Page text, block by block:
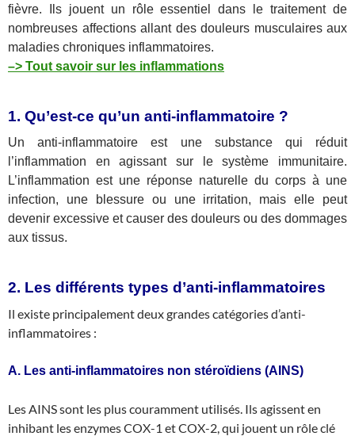
fièvre. Ils jouent un rôle essentiel dans le traitement de
nombreuses affections allant des douleurs musculaires aux
maladies chroniques inflammatoires.
–> Tout savoir sur les inflammations
1. Qu’est-ce qu’un anti-inflammatoire ?
Un anti-inflammatoire est une substance qui réduit
l’inflammation en agissant sur le système immunitaire.
L’inflammation est une réponse naturelle du corps à une
infection, une blessure ou une irritation, mais elle peut
devenir excessive et causer des douleurs ou des dommages
aux tissus.
2. Les différents types d’anti-inflammatoires
Il existe principalement deux grandes catégories d’anti-
inflammatoires :
A. Les anti-inflammatoires non stéroïdiens (AINS)
Les AINS sont les plus couramment utilisés. Ils agissent en
inhibant les enzymes COX-1 et COX-2, qui jouent un rôle clé